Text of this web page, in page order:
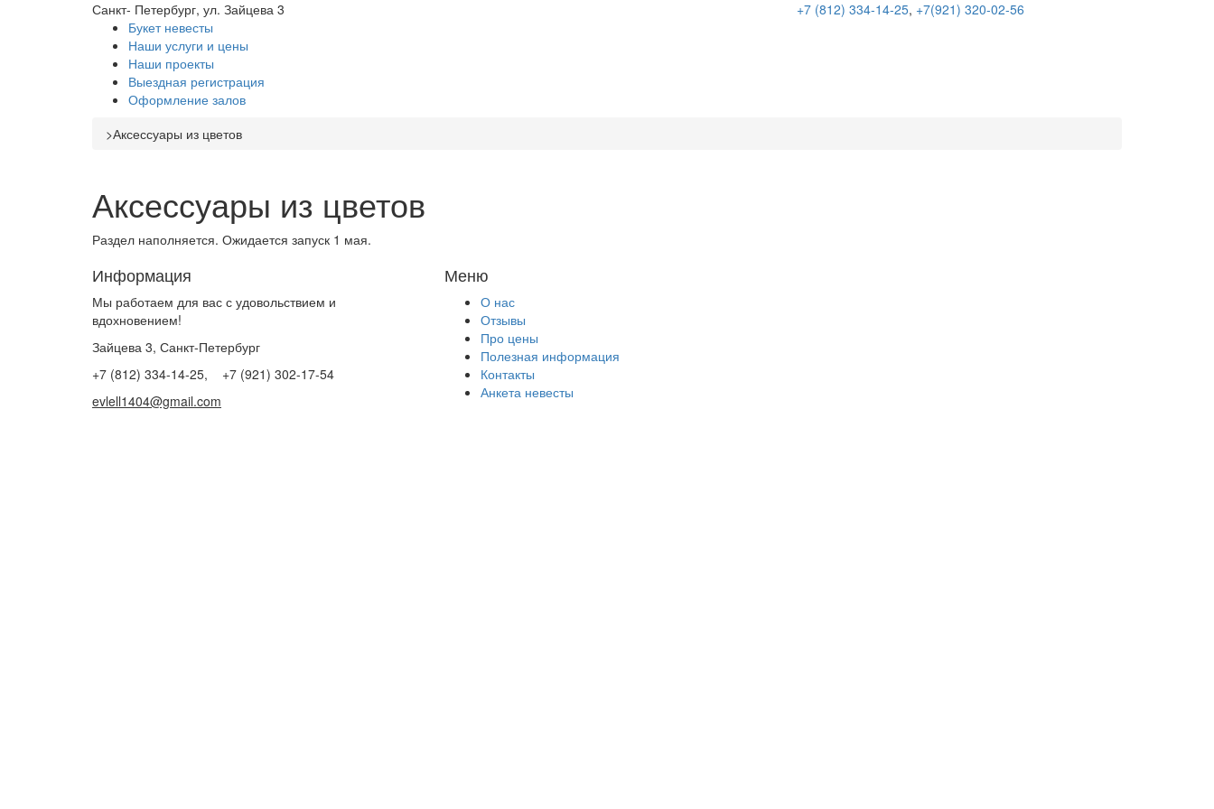
Санкт- Петербург, ул. Зайцева 3 +7 (812) 334-14-25, +7(921) 320-02-56
Букет невесты
Наши услуги и цены
Наши проекты
Выездная регистрация
Оформление залов
>Аксессуары из цветов
Аксессуары из цветов
Раздел наполняется. Ожидается запуск 1 мая.
Информация
Мы работаем для вас с удовольствием и
вдохновением!
Зайцева 3, Санкт-Петербург
+7 (812) 334-14-25, +7 (921) 302-17-54
evlell1404@gmail.com
Меню
О нас
Отзывы
Про цены
Полезная информация
Контакты
Анкета невесты